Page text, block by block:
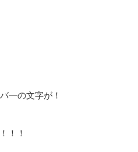
―の文字が！
！！